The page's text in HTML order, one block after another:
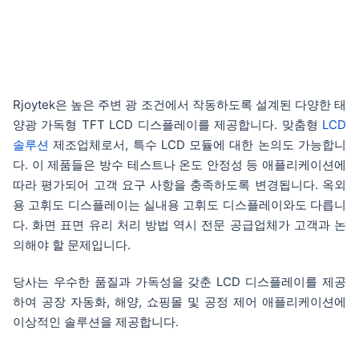
Rjoytek은 높은 주변 광 조건에서 작동하도록 설계된 다양한 태
양광 가독형 TFT LCD 디스플레이를 제공합니다. 맞춤형 LCD
솔루션 제조업체로서, 특수 LCD 모듈에 대한 논의도 가능합니
다. 이 제품들은 방수 테스트나 온도 안정성 등 애플리케이션에
따라 평가되어 고객 요구 사항을 충족하도록 변경됩니다. 옥외
용 고휘도 디스플레이는 실내용 고휘도 디스플레이와도 다릅니
다. 화면 표면 유리 처리 방법 역시 전문 공급업체가 고객과 논
의해야 할 문제입니다.
당사는 우수한 품질과 가독성을 갖춘 LCD 디스플레이를 제공
하여 공장 자동화, 해양, 쇼핑몰 및 공정 제어 애플리케이션에
이상적인 솔루션을 제공합니다.